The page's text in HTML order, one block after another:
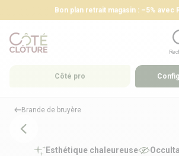
Bon plan retrait magasin : –5% avec
Côté pro
Brande de bruyère
Esthétique chaleureuse